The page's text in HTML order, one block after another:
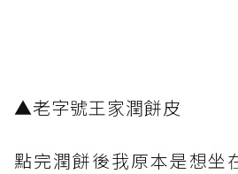
▲老字號王家潤餅皮
點完潤餅後我原本是想坐